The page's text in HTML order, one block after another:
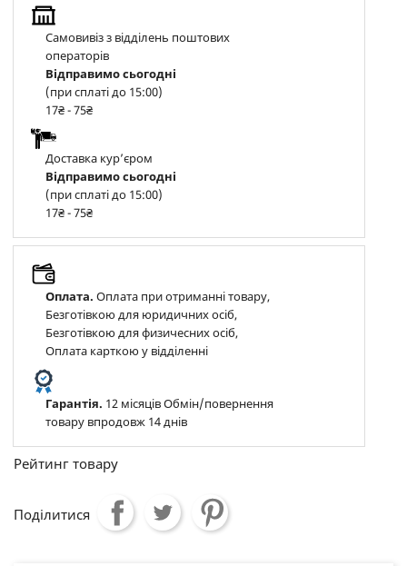
Самовивіз з відділень поштових
операторів
Відправимо сьогодні
(при сплаті до 15:00)
17₴ - 75₴
Доставка курʼєром
Відправимо сьогодні
(при сплаті до 15:00)
17₴ - 75₴
Оплата. Оплата при отриманні товару,
Безготівкою для юридичних осіб,
Безготівкою для физичесних осіб,
Оплата карткою у відділенні
Гарантія. 12 місяців Обмін/повернення
товару впродовж 14 днів
Рейтинг товару
Поділитися